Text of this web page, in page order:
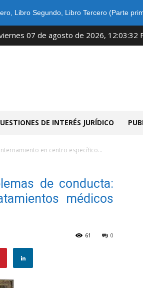
, Libro Segundo, Libro Tercero (Parte
07 de agosto de 2026, 12:03:32
DE INTERÉS JURÍDICO
en centro específico...
de conducta:
médicos
0
61